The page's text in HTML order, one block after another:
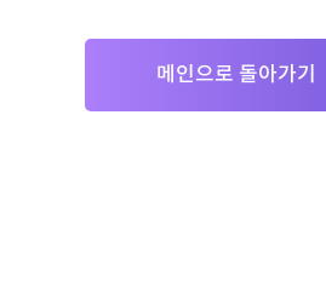
메인으로 돌아가기